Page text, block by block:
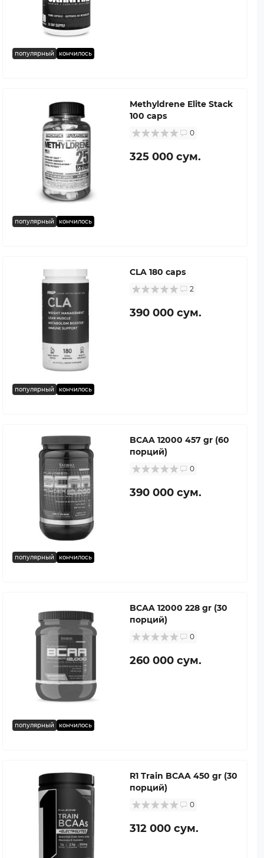
популярный кончилось
популярный кончилось
Methyldrene Elite Stack
100 caps
0
325 000 сум.
популярный кончилось
CLA 180 caps
2
390 000 сум.
популярный кончилось
BCAA 12000 457 gr (60
порций)
0
390 000 сум.
популярный кончилось
BCAA 12000 228 gr (30
порций)
0
260 000 сум.
R1 Тrain BCAA 450 gr (30
порций)
0
312 000 сум.